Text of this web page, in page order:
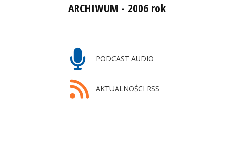
ARCHIWUM - 2006 rok
PODCAST AUDIO
AKTUALNOŚCI RSS